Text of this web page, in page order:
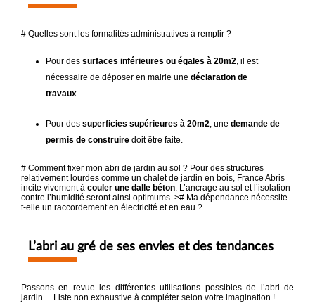
# Quelles sont les formalités administratives à remplir ?
Pour des surfaces inférieures ou égales à 20m2, il est
nécessaire de déposer en mairie une déclaration de
travaux.
Pour des superficies supérieures à 20m2, une demande de
permis de construire doit être faite.
# Comment fixer mon abri de jardin au sol ? Pour des structures
relativement lourdes comme un chalet de jardin en bois, France Abris
incite vivement à couler une dalle béton. L’ancrage au sol et l’isolation
contre l’humidité seront ainsi optimums. ># Ma dépendance nécessite-
t-elle un raccordement en électricité et en eau ?
L’abri au gré de ses envies et des tendances
Passons en revue les différentes utilisations possibles de l’abri de
jardin… Liste non exhaustive à compléter selon votre imagination !